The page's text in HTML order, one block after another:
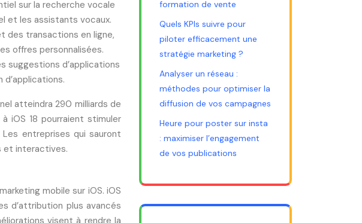
sur la recherche vocale
et les assistants vocaux.
des transactions en ligne,
offres personnalisées.
suggestions d’applications
atteindra 290 milliards de
iOS 18 pourraient stimuler
entreprises qui sauront
et interactives.
mobile sur iOS. iOS
d’attribution plus avancés
visent à rendre la
formation de vente
Quels KPIs suivre pour
piloter efficacement une
stratégie marketing ?
Analyser un réseau :
méthodes pour optimiser la
diffusion de vos campagnes
Heure pour poster sur insta
: maximiser l’engagement
de vos publications